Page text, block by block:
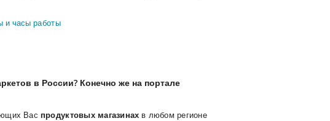
и часы работы
в России? Конечно же на портале
Вас продуктовых магазинах в любом регионе